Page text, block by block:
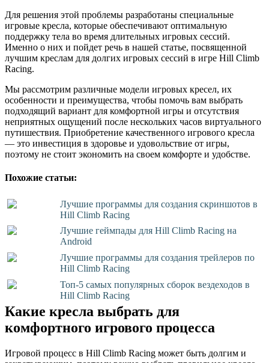
Для решения этой проблемы разработаны специальные
игровые кресла, которые обеспечивают оптимальную
поддержку тела во время длительных игровых сессий.
Именно о них и пойдет речь в нашей статье, посвященной
лучшим креслам для долгих игровых сессий в игре Hill Climb
Racing.
Мы рассмотрим различные модели игровых кресел, их
особенности и преимущества, чтобы помочь вам выбрать
подходящий вариант для комфортной игры и отсутствия
неприятных ощущений после нескольких часов виртуального
путишествия. Приобретение качественного игрового кресла
— это инвестиция в здоровье и удовольствие от игры,
поэтому не стоит экономить на своем комфорте и удобстве.
Похожие статьи:
Лучшие программы для создания скриншотов в
Hill Climb Racing
Лучшие геймпады для Hill Climb Racing на
Android
Лучшие программы для создания трейлеров по
Hill Climb Racing
Топ-5 самых популярных сборок вездеходов в
Hill Climb Racing
Какие кресла выбрать для
комфортного игрового процесса
Игровой процесс в Hill Climb Racing может быть долгим и